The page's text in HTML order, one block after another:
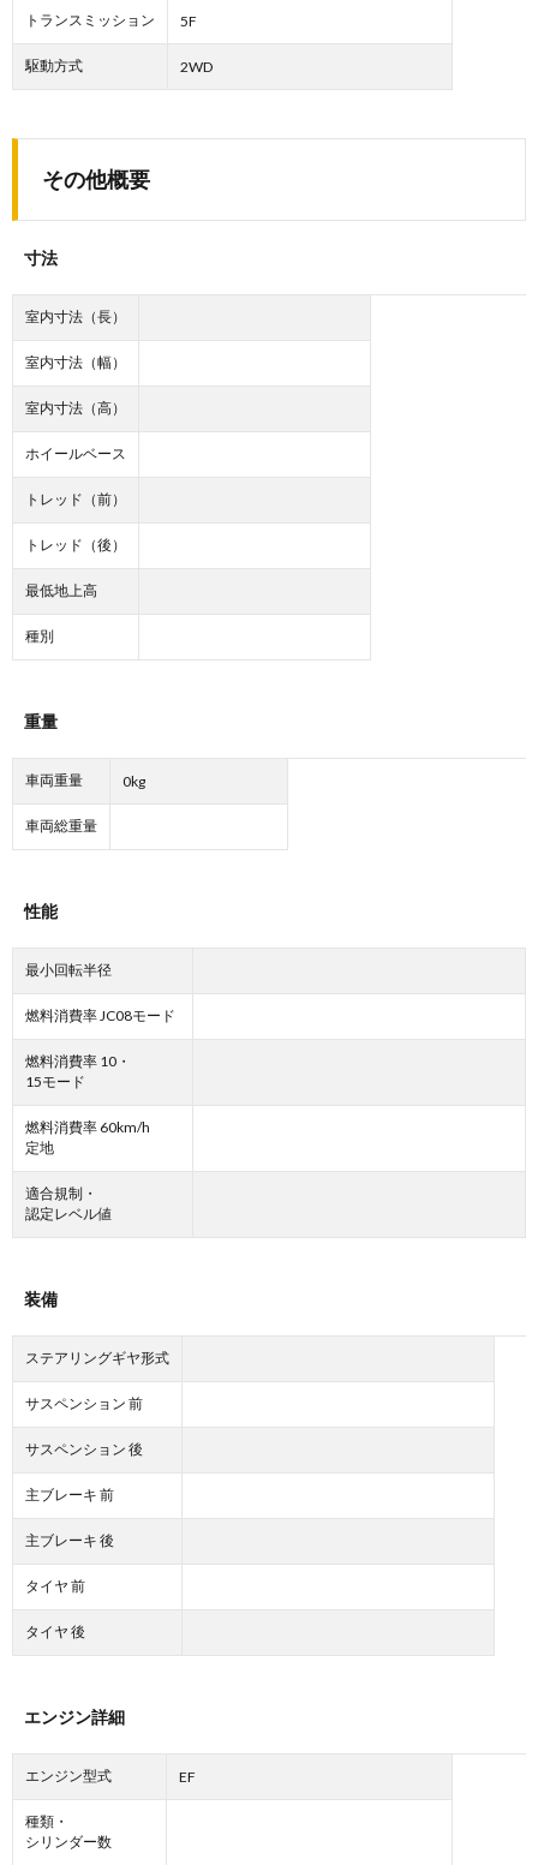
トランスミッション 5F
駆動方式 2WD
その他概要
寸法
室内寸法（長）
室内寸法（幅）
室内寸法（高）
ホイールベース
トレッド（前）
トレッド（後）
最低地上高
種別
重量
車両重量 0kg
車両総重量
性能
最小回転半径
燃料消費率 JC08モード
燃料消費率 10・
15モード
燃料消費率 60km/h
定地
適合規制・
認定レベル値
装備
ステアリングギヤ形式
サスペンション 前
サスペンション 後
主ブレーキ 前
主ブレーキ 後
タイヤ 前
タイヤ 後
エンジン詳細
エンジン型式 EF
種類・
シリンダー数